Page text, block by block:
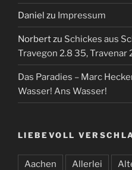
Daniel zu Impressum
Norbertzu Schickes aus
Travegon 2.8 35, Travenar
Das Paradies – Marc
Wasser! Ans Wasser!
LIEBEVOLL
Aachen Allerlei